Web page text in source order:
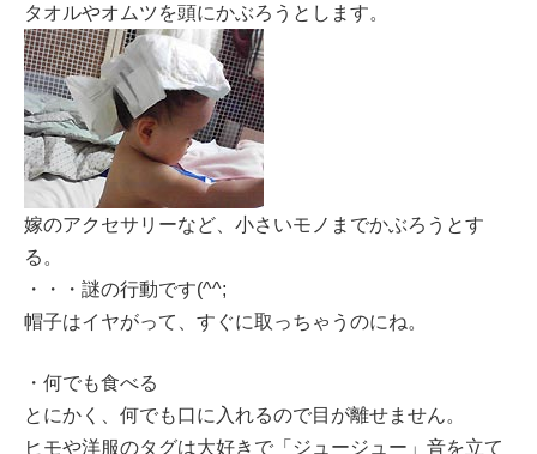
タオルやオムツを頭にかぶろうとします。
嫁のアクセサリーなど、小さいモノまでかぶろうとす
る。
・・・謎の行動です(^^;
帽子はイヤがって、すぐに取っちゃうのにね。
・何でも食べる
とにかく、何でも口に入れるので目が離せません。
ヒモや洋服のタグは大好きで「ジュージュー」音を立て